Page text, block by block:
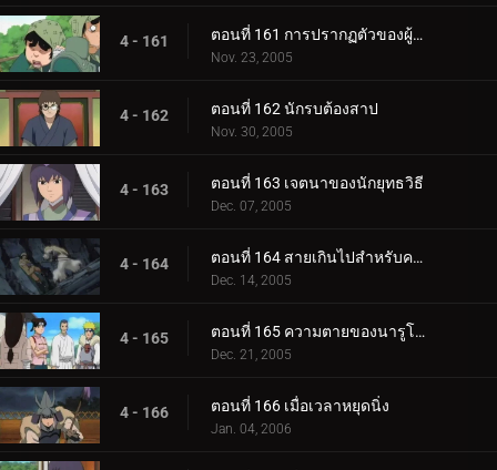
4 - 161 ตอนที่ 161 การปรากฏตัวของผู้มาเยือนที่แปลกประหลาด
Nov. 23, 2005
4 - 162 ตอนที่ 162 นักรบต้องสาป
Nov. 30, 2005
4 - 163 ตอนที่ 163 เจตนาของนักยุทธวิธี
Dec. 07, 2005
4 - 164 ตอนที่ 164 สายเกินไปสำหรับความช่วยเหลือ
Dec. 14, 2005
4 - 165 ตอนที่ 165 ความตายของนารูโตะ
Dec. 21, 2005
4 - 166 ตอนที่ 166 เมื่อเวลาหยุดนิ่ง
Jan. 04, 2006